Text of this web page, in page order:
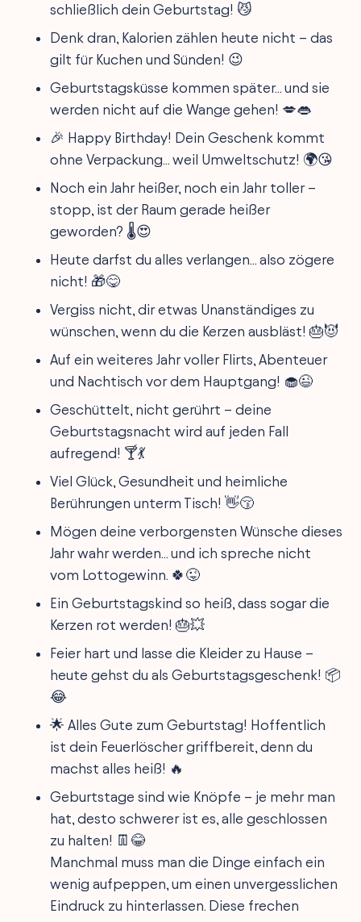
schließlich dein Geburtstag! 😼
Denk dran, Kalorien zählen heute nicht – das
gilt für Kuchen und Sünden! 😉
Geburtstagsküsse kommen später... und sie
werden nicht auf die Wange gehen! 💋👄
🎉 Happy Birthday! Dein Geschenk kommt
ohne Verpackung... weil Umweltschutz! 🌍😘
Noch ein Jahr heißer, noch ein Jahr toller –
stopp, ist der Raum gerade heißer
geworden? 🌡️😍
Heute darfst du alles verlangen... also zögere
nicht! 🎁😋
Vergiss nicht, dir etwas Unanständiges zu
wünschen, wenn du die Kerzen ausbläst! 🎂😈
Auf ein weiteres Jahr voller Flirts, Abenteuer
und Nachtisch vor dem Hauptgang! 🧁😉
Geschüttelt, nicht gerührt – deine
Geburtstagsnacht wird auf jeden Fall
aufregend! 🍸💃
Viel Glück, Gesundheit und heimliche
Berührungen unterm Tisch! 👋😚
Mögen deine verborgensten Wünsche dieses
Jahr wahr werden... und ich spreche nicht
vom Lottogewinn. 🍀😜
Ein Geburtstagskind so heiß, dass sogar die
Kerzen rot werden! 🎂💥
Feier hart und lasse die Kleider zu Hause –
heute gehst du als Geburtstagsgeschenk! 📦
😂
🌟 Alles Gute zum Geburtstag! Hoffentlich
ist dein Feuerlöscher griffbereit, denn du
machst alles heiß! 🔥
Geburtstage sind wie Knöpfe – je mehr man
hat, desto schwerer ist es, alle geschlossen
zu halten! 👖😂
Manchmal muss man die Dinge einfach ein
wenig aufpeppen, um einen unvergesslichen
Eindruck zu hinterlassen. Diese frechen